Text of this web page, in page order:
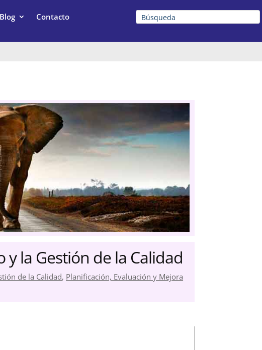
Blog Contacto
y la Gestión de la Calidad
de la Calidad, Planificación, Evaluación y Mejora